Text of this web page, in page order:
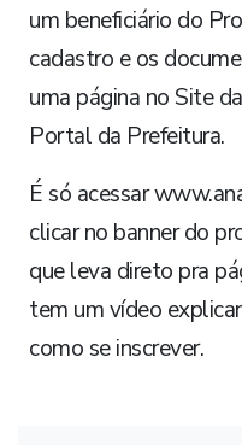
um beneficiário do
cadastro e os
uma página no Site
Portal da Prefeitura.
É só acessar
clicar no banner do
que leva direto pra
tem um vídeo
como se inscrever.